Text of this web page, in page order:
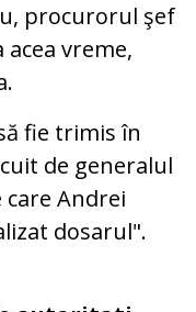
procurorul şef
vreme,
fie trimis în
de generalul
Andrei
dosarul".